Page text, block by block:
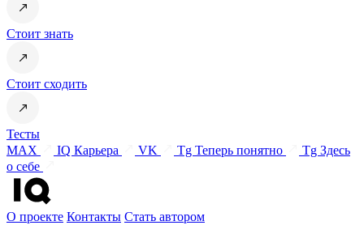
Стоит знать
Стоит сходить
Тесты
MAX
IQ Карьера VK Tg Теперь понятно
Tg Здесь
о себе
О проекте Контакты Стать автором